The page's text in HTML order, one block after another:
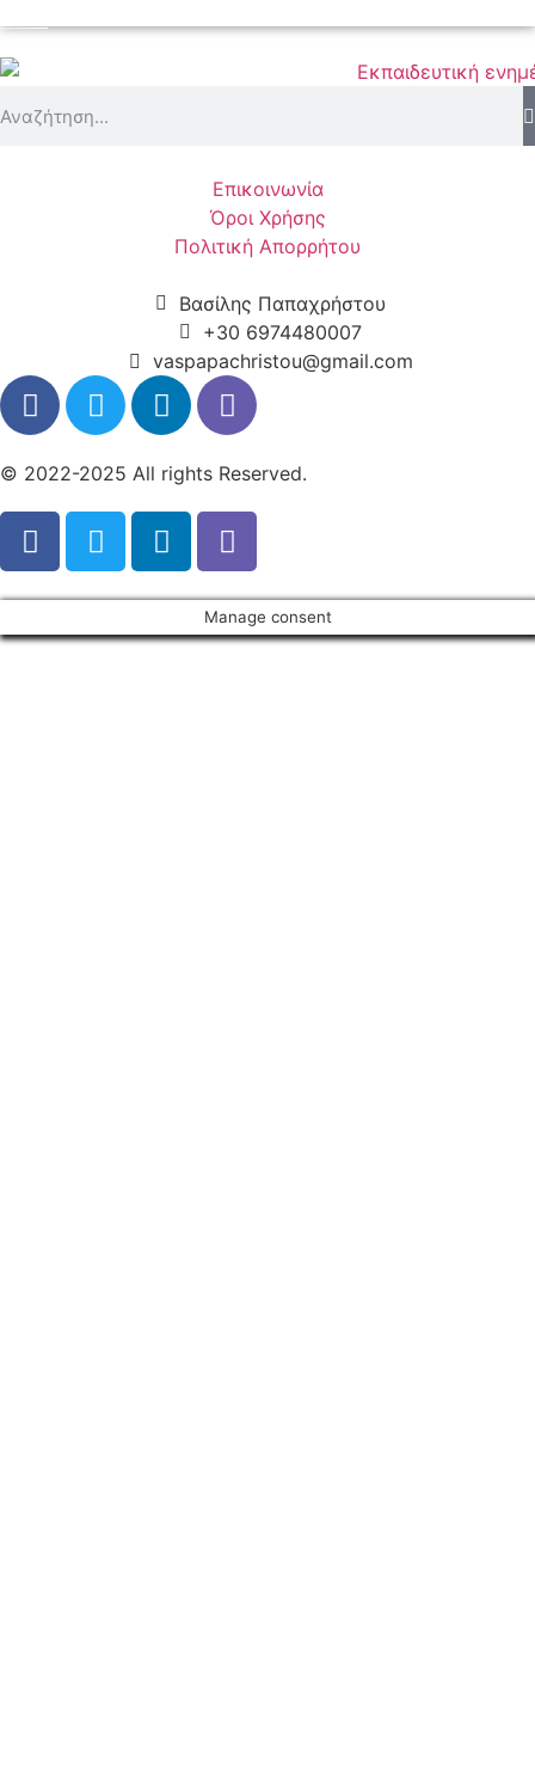
Eπικοινωνία
Όροι Χρήσης
Πολιτική Απορρήτου
Βασίλης Παπαχρήστου
+30 6974480007
vaspapachristou@gmail.com
© 2022-2025 All rights Reserved.
Manage consent